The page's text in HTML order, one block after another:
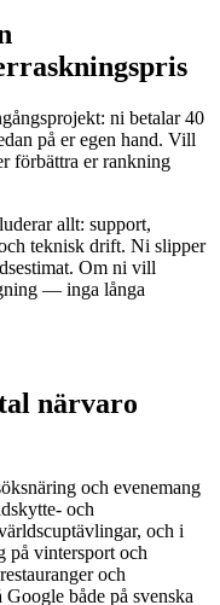
ni betalar 40
på er egen hand. Vill
förbättra er rankning
allt: support,
teknisk drift. Ni slipper
Om ni vill
— inga långa
närvaro
och evenemang
och
och i
på vintersport och
och
både på svenska